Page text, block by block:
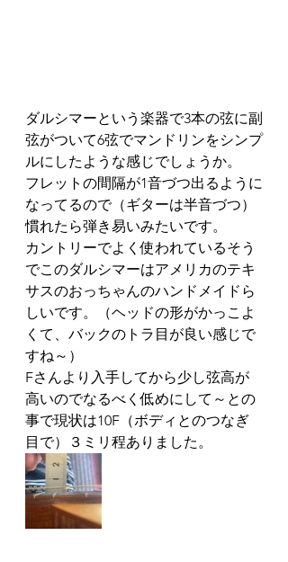
ダルシマーという楽器で3本の弦に副
弦がついて6弦でマンドリンをシンプ
ルにしたような感じでしょうか。
フレットの間隔が1音づつ出るように
なってるので（ギターは半音づつ）
慣れたら弾き易いみたいです。
カントリーでよく使われているそう
でこのダルシマーはアメリカのテキ
サスのおっちゃんのハンドメイドら
しいです。（ヘッドの形がかっこよ
くて、バックのトラ目が良い感じで
すね～）
Fさんより入手してから少し弦高が
高いのでなるべく低めにして～との
事で現状は10F（ボディとのつなぎ
目で）３ミリ程ありました。